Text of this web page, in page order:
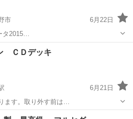
市
6月22日
2015…
ビ、テレビ フルセグ
ＣＤデッキ
6月21日
ます。取り外す前は…
カーオーディオ クラリオン